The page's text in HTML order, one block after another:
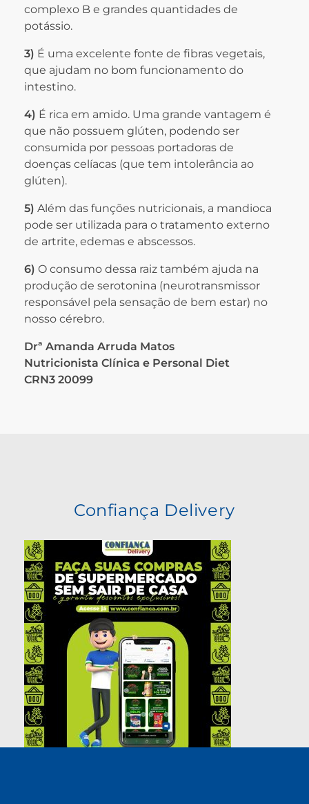
complexo B e grandes quantidades de
potássio.
3) É uma excelente fonte de fibras vegetais,
que ajudam no bom funcionamento do
intestino.
4) É rica em amido. Uma grande vantagem é
que não possuem glúten, podendo ser
consumida por pessoas portadoras de
doenças celíacas (que tem intolerância ao
glúten).
5) Além das funções nutricionais, a mandioca
pode ser utilizada para o tratamento externo
de artrite, edemas e abscessos.
6) O consumo dessa raiz também ajuda na
produção de serotonina (neurotransmissor
responsável pela sensação de bem estar) no
nosso cérebro.
Drª Amanda Arruda Matos
Nutricionista Clínica e Personal Diet
CRN3 20099
Confiança Delivery